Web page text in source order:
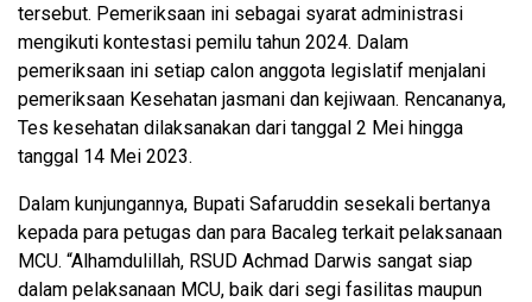
tersebut. Pemeriksaan ini sebagai syarat administrasi
mengikuti kontestasi pemilu tahun 2024. Dalam
pemeriksaan ini setiap calon anggota legislatif menjalani
pemeriksaan Kesehatan jasmani dan kejiwaan. Rencananya,
Tes kesehatan dilaksanakan dari tanggal 2 Mei hingga
tanggal 14 Mei 2023.
Dalam kunjungannya, Bupati Safaruddin sesekali bertanya
kepada para petugas dan para Bacaleg terkait pelaksanaan
MCU. “Alhamdulillah, RSUD Achmad Darwis sangat siap
dalam pelaksanaan MCU, baik dari segi fasilitas maupun